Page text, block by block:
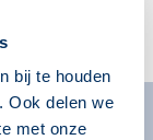
bij te houden
Ook delen we
met onze